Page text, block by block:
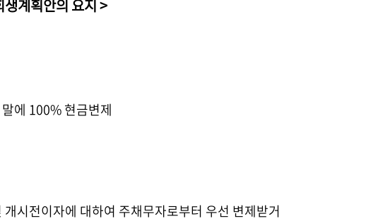
계획안의 요지 >
에 100% 현금변제
시전이자에 대하여 주채무자로부터 우선 변제받거